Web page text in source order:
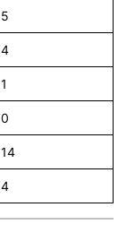
5
4
1
0
14
4